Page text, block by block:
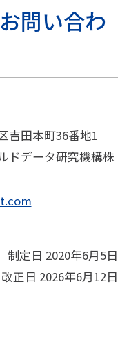
問い合わ
吉田本町36番地1
ドデータ研究機構株
制定日 2020年6月5日
改正日 2026年6月12日